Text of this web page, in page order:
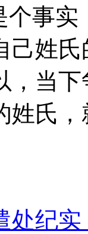
个事
己姓
，当
姓氏
纪实